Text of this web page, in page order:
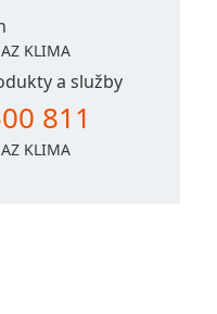
KLIMA
a služby
811
KLIMA